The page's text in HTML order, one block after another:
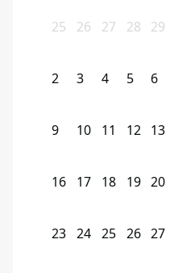
25 26 27 28 29
2 3 4 5 6
9 10 11 12 13
16 17 18 19 20
23 24 25 26 27